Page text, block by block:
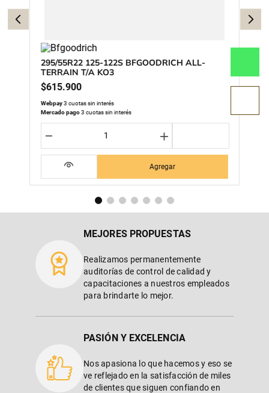
295/55R22 125-122S BFGOODRICH ALL-
TERRAIN T/A KO3
$615.900
Webpay3 cuotas sin interés
Mercado pago3 cuotas sin interés
＋
－
Agregar
MEJORES PROPUESTAS
Realizamos permanentemente
auditorías de control de calidad y
capacitaciones a nuestros empleados
para brindarte lo mejor.
PASIÓN Y EXCELENCIA
Nos apasiona lo que hacemos y eso se
ve reflejado en la satisfacción de miles
de clientes que siguen confiando en